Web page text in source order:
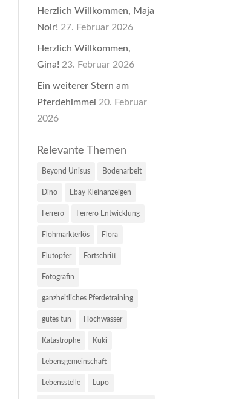
Herzlich Willkommen, Maja
Noir! 27. Februar 2026
Herzlich Willkommen,
Gina! 23. Februar 2026
Ein weiterer Stern am
Pferdehimmel 20. Februar
2026
Relevante Themen
Beyond Unisus Bodenarbeit
Dino Ebay Kleinanzeigen
Ferrero Ferrero Entwicklung
Flohmarkterlös Flora
Flutopfer Fortschritt
Fotografin
ganzheitliches Pferdetraining
gutes tun Hochwasser
Katastrophe Kuki
Lebensgemeinschaft
Lebensstelle Lupo